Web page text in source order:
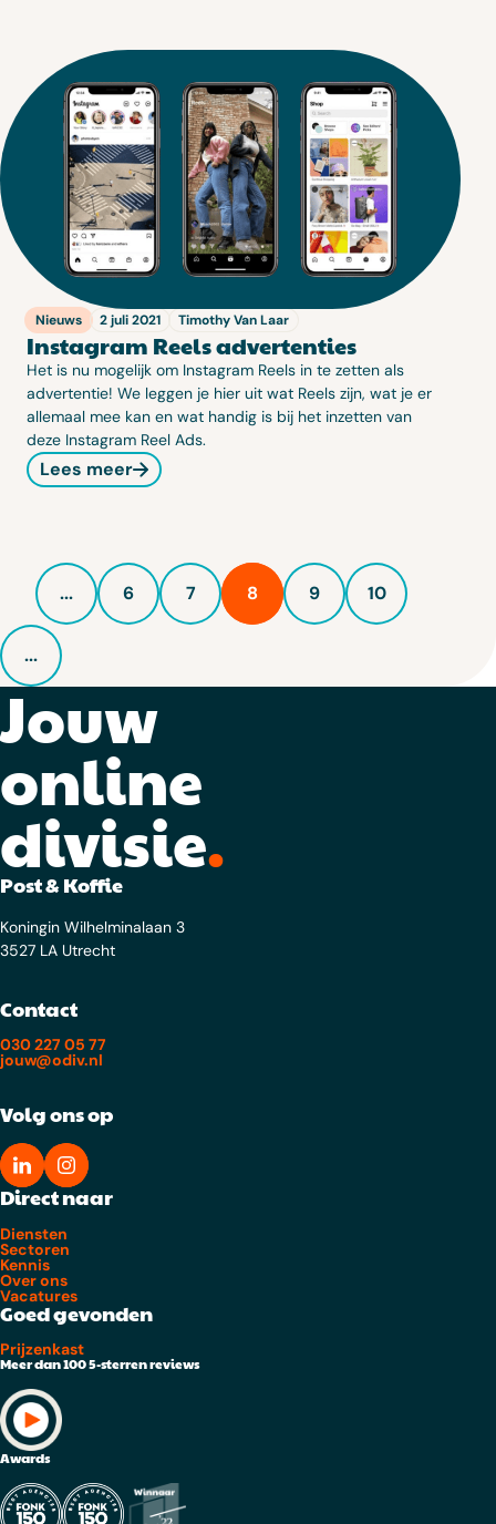
Nieuws 2 juli 2021 Timothy Van Laar
Instagram Reels advertenties
Het is nu mogelijk om Instagram Reels in te zetten als
advertentie! We leggen je hier uit wat Reels zijn, wat je er
allemaal mee kan en wat handig is bij het inzetten van
deze Instagram Reel Ads.
Lees meer
... 6 7 8 9 10
...
Jouw
online
divisie.
Post & Koffie
Koningin Wilhelminalaan 3
3527 LA Utrecht
Contact
030 227 05 77
jouw@odiv.nl
Volg ons op
Direct naar
Diensten
Sectoren
Kennis
Over ons
Vacatures
Goed gevonden
Prijzenkast
Meer dan 100 5-sterren reviews
Awards